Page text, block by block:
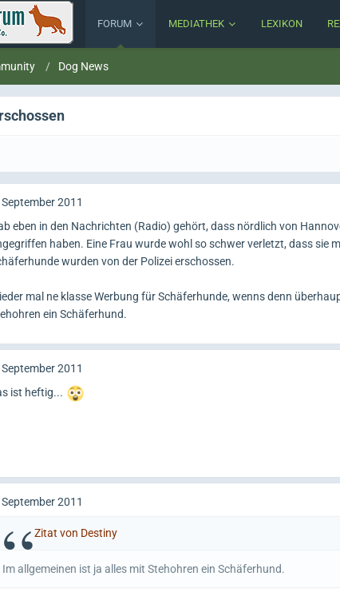
FORUM MEDIATHEK LEXIKON
Dog News
2011
eben in den Nachrichten (Radio) gehört, dass nördlich von
haben. Eine Frau wurde wohl so schwer verletzt, dass sie
wurden von der Polizei erschossen.
mal ne klasse Werbung für Schäferhunde, wenns denn
ein Schäferhund.
2011
ist heftig...
2011
Zitat von Destiny
Im allgemeinen ist ja alles mit Stehohren ein Schäferhund.